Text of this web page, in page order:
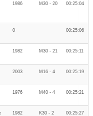
1986 M30 - 20 00:25:04
0 00:25:06
1982 M30 - 21 00:25:11
2003 M16 - 4 00:25:19
1976 M40 - 4 00:25:21
1982 K30 - 2 00:25:27